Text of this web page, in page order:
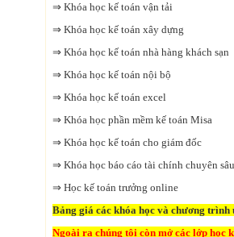
⇒ Khóa học kế toán vận tải
⇒ Khóa học kế toán xây dựng
⇒ Khóa học kế toán nhà hàng khách sạn
⇒ Khóa học kế toán nội bộ
⇒ Khóa học kế toán excel
⇒ Khóa học phần mềm kế toán Misa
⇒ Khóa học kế toán cho giám đốc
⇒ Khóa học báo cáo tài chính chuyên sâu
⇒ Học kế toán trưởng online
Bảng giá các khóa học và chương
Ngoài ra chúng tôi còn mở các lớp học